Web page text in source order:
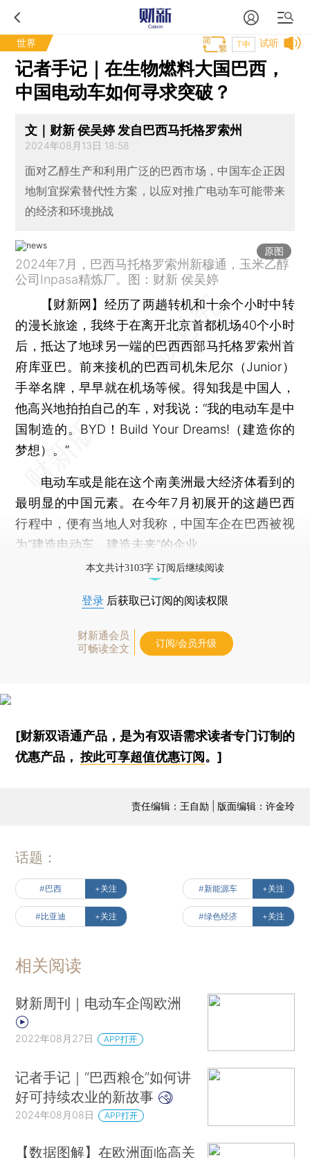
世界 试听
T中
记者手记｜在生物燃料大国巴西，
中国电动车如何寻求突破？
文｜财新 侯吴婷 发自巴西马托格罗索州
2024年08月13日 18:58
面对乙醇生产和利用广泛的巴西市场，中国车企正因
地制宜探索替代性方案，以应对推广电动车可能带来
的经济和环境挑战
原图
2024年7月，巴西马托格罗索州新穆通，玉米乙醇
公司Inpasa精炼厂。图：财新 侯吴婷
【财新网】 经历了两趟转机和十余个小时中转
的漫长旅途，我终于在离开北京首都机场40个小时
后，抵达了地球另一端的巴西西部马托格罗索州首
府库亚巴。前来接机的巴西司机朱尼尔（Junior）
手举名牌，早早就在机场等候。得知我是中国人，
他高兴地拍拍自己的车，对我说：“我的电动车是中
国制造的。BYD！Build Your Dreams!（建造你的
梦想）。”
电动车或是能在这个南美洲最大经济体看到的
最明显的中国元素。在今年7月初展开的这趟巴西
行程中，便有当地人对我称，中国车企在巴西被视
为“建造电动车、建造未来”的企业。
本文共计3103字 订阅后继续阅读
登录 后获取已订阅的阅读权限
财新通会员
可畅读全文
订阅/会员升级
[财新双语通产品，是为有双语需求读者专门订制的
优惠产品，按此可享超值优惠订阅 。]
责任编辑：王自励 | 版面编辑：许金玲
话题：
#巴西 +关注 #新能源车 +关注
#比亚迪 +关注 #绿色经济 +关注
相关阅读
财新周刊｜电动车企闯欧洲
2022年08月27日 APP打开
记者手记｜“巴西粮仓”如何讲
好可持续农业的新故事
2024年08月08日 APP打开
【数据图解】在欧洲面临高关